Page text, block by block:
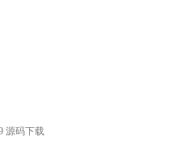
源码下载